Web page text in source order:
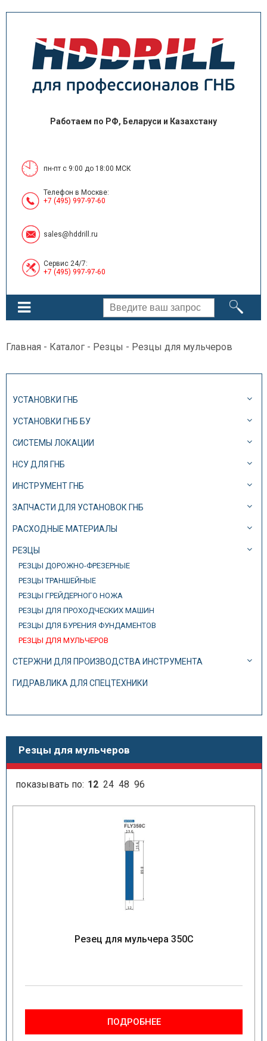
Работаем по РФ, Беларуси и Казахстану
пн-пт с 9:00 до 18:00 МСК
Телефон в Москве:
+7 (495) 997-97-60
sales@hddrill.ru
Сервис 24/7:
+7 (495) 997-97-60
Главная - Каталог - Резцы - Резцы для мульчеров
УСТАНОВКИ ГНБ
УСТАНОВКИ ГНБ БУ
СИСТЕМЫ ЛОКАЦИИ
НСУ ДЛЯ ГНБ
ИНСТРУМЕНТ ГНБ
ЗАПЧАСТИ ДЛЯ УСТАНОВОК ГНБ
РАСХОДНЫЕ МАТЕРИАЛЫ
РЕЗЦЫ
РЕЗЦЫ ДОРОЖНО-ФРЕЗЕРНЫЕ
РЕЗЦЫ ТРАНШЕЙНЫЕ
РЕЗЦЫ ГРЕЙДЕРНОГО НОЖА
РЕЗЦЫ ДЛЯ ПРОХОДЧЕСКИХ МАШИН
РЕЗЦЫ ДЛЯ БУРЕНИЯ ФУНДАМЕНТОВ
РЕЗЦЫ ДЛЯ МУЛЬЧЕРОВ
СТЕРЖНИ ДЛЯ ПРОИЗВОДСТВА ИНСТРУМЕНТА
ГИДРАВЛИКА ДЛЯ СПЕЦТЕХНИКИ
Резцы для мульчеров
показывать по: 12 24 48 96
Резец для мульчера 350C
ПОДРОБНЕЕ